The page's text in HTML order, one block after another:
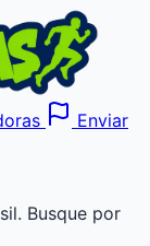
Enviar
Busque por